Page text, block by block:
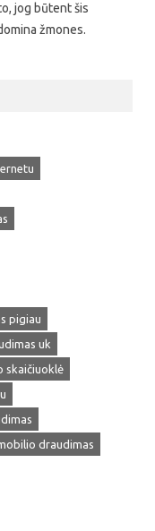
jog būtent šis
žmones.
pigiau
uk
skaičiuoklė
draudimas